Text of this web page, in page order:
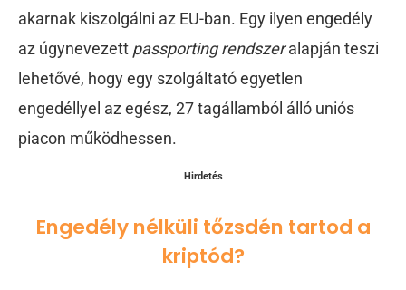
akarnak kiszolgálni az EU-ban. Egy ilyen engedély
az úgynevezett passporting rendszeralapján teszi
lehetővé, hogy egy szolgáltató egyetlen
engedéllyel az egész, 27 tagállamból álló uniós
piacon működhessen.
Hirdetés
Engedély nélküli tőzsdén tartod a
kriptód?